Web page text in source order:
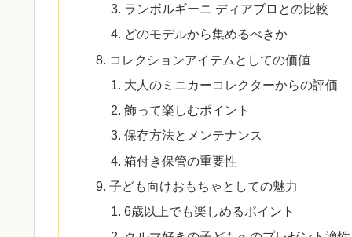
ランボルギーニ ディアブロとの比較
どのモデルから集めるべきか
コレクションアイテムとしての価値
大人のミニカーコレクターからの評価
飾って楽しむポイント
保存方法とメンテナンス
箱付き保管の重要性
子ども向けおもちゃとしての魅力
6歳以上でも楽しめるポイント